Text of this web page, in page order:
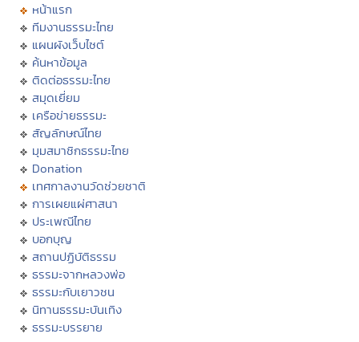
หน้าแรก
ทีมงานธรรมะไทย
แผนผังเว็บไซต์
ค้นหาข้อมูล
ติดต่อธรรมะไทย
สมุดเยี่ยม
เครือข่ายธรรมะ
สัญลักษณ์ไทย
มุมสมาชิกธรรมะไทย
Donation
เทศกาลงานวัดช่วยชาติ
การเผยแผ่ศาสนา
ประเพณีไทย
บอกบุญ
สถานปฏิบัติธรรม
ธรรมะจากหลวงพ่อ
ธรรมะกับเยาวชน
นิทานธรรมะบันเทิง
ธรรมะบรรยาย